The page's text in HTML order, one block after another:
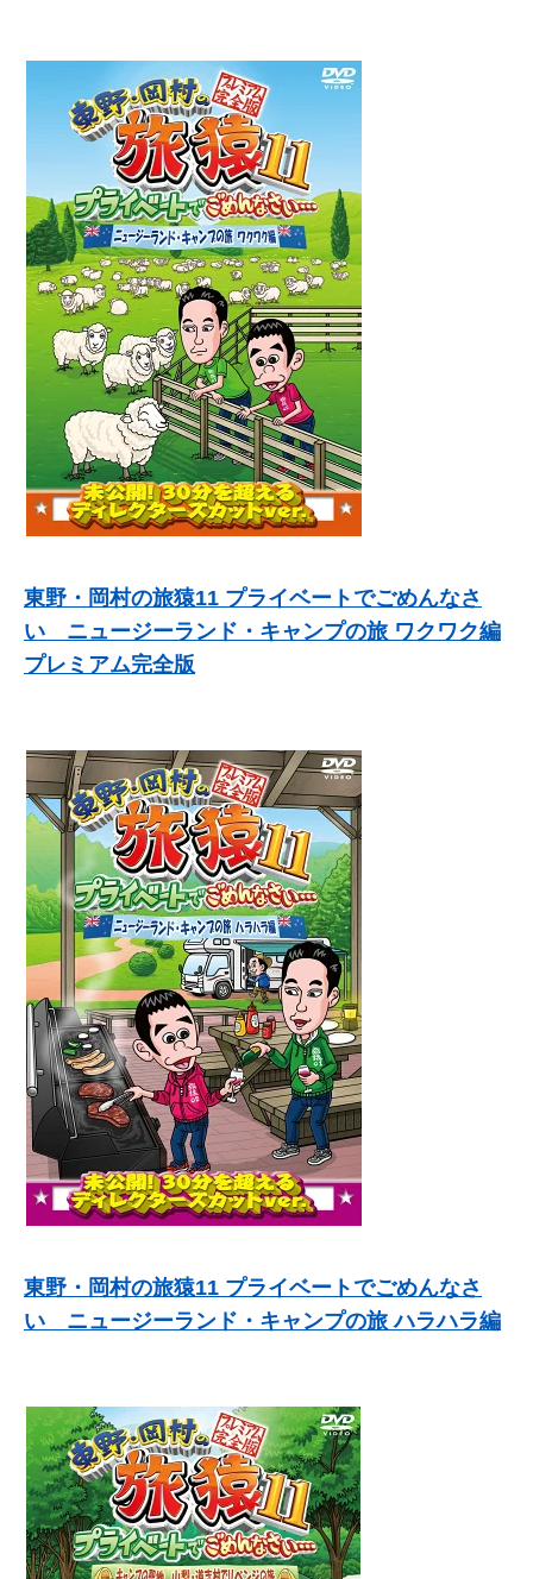
東野・岡村の旅猿11 プライベートでごめんなさ
い ニュージーランド・キャンプの旅 ワクワク編
プレミアム完全版
東野・岡村の旅猿11 プライベートでごめんなさ
い ニュージーランド・キャンプの旅 ハラハラ編